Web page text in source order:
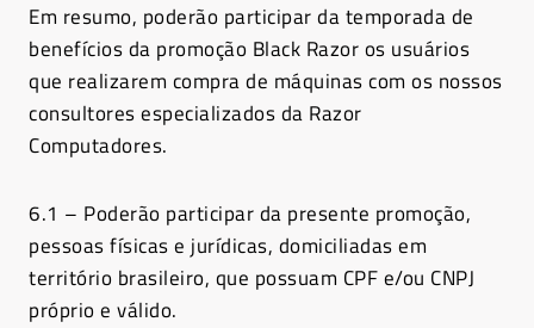
Em resumo, poderão participar da temporada de
benefícios da promoção Black Razor os usuários
que realizarem compra de máquinas com os nossos
consultores especializados da Razor
Computadores.
6.1 – Poderão participar da presente promoção,
pessoas físicas e jurídicas, domiciliadas em
território brasileiro, que possuam CPF e/ou CNPJ
próprio e válido.